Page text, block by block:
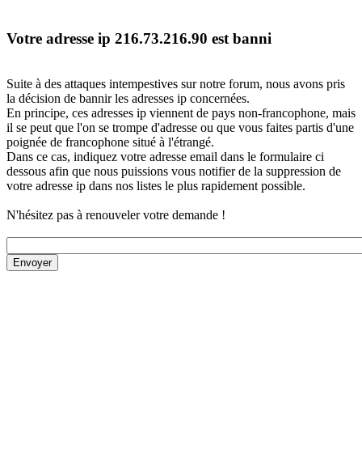
Votre adresse ip 216.73.216.90 est banni
Suite à des attaques intempestives sur notre forum, nous avons pris
la décision de bannir les adresses ip concernées.
En principe, ces adresses ip viennent de pays non-francophone, mais
il se peut que l'on se trompe d'adresse ou que vous faites partis d'une
poignée de francophone situé à l'étrangé.
Dans ce cas, indiquez votre adresse email dans le formulaire ci
dessous afin que nous puissions vous notifier de la suppression de
votre adresse ip dans nos listes le plus rapidement possible.
N'hésitez pas à renouveler votre demande !